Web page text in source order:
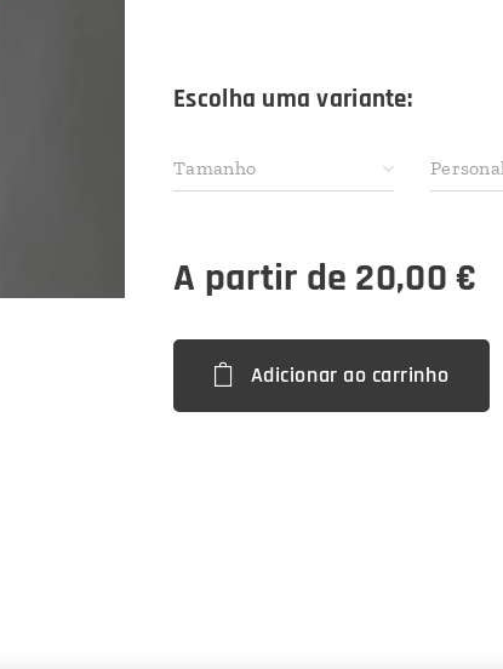
Escolha uma variante:
Tamanho
A partir de 20,00€
Adicionar ao carrinho